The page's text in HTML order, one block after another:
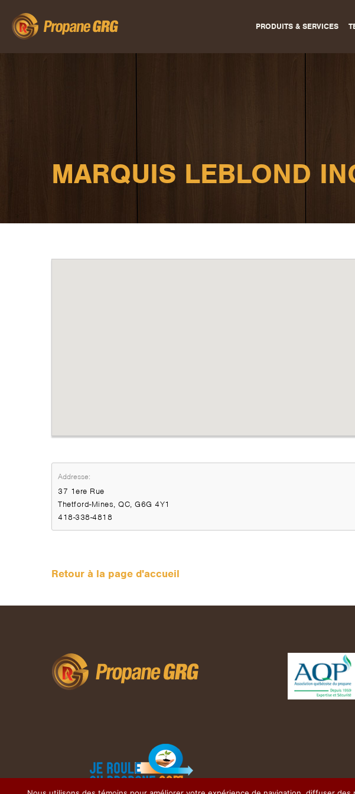
PRODUITS & SERVICES
MARQUIS LEBLOND
Addresse:
37 1ere Rue
Thetford-Mines, QC, G6G 4Y1
418-338-4818
Retour à la page d'accueil